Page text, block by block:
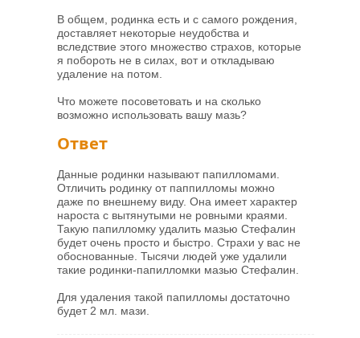
В общем, родинка есть и с самого рождения,
доставляет некоторые неудобства и
вследствие этого множество страхов, которые
я побороть не в силах, вот и откладываю
удаление на потом.
Что можете посоветовать и на сколько
возможно использовать вашу мазь?
Ответ
Данные родинки называют папилломами.
Отличить родинку от паппилломы можно
даже по внешнему виду. Она имеет характер
нароста с вытянутыми не ровными краями.
Такую папилломку удалить мазью Стефалин
будет очень просто и быстро. Страхи у вас не
обоснованные. Тысячи людей уже удалили
такие родинки-папилломки мазью Стефалин.
Для удаления такой папилломы достаточно
будет 2 мл. мази.